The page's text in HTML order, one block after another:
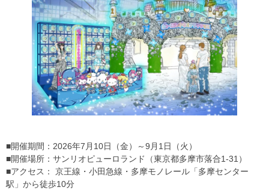
■開催期間：2026年7月10日（金）～9月1日（火）
■開催場所：サンリオピューロランド（東京都多摩市落合1-31）
■アクセス： 京王線・小田急線・多摩モノレール「多摩センター
駅」から徒歩10分